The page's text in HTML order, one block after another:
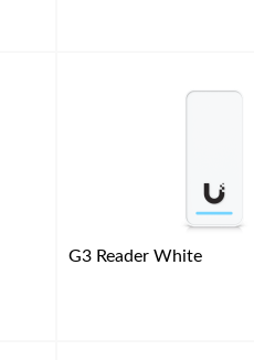
G3 Reader White